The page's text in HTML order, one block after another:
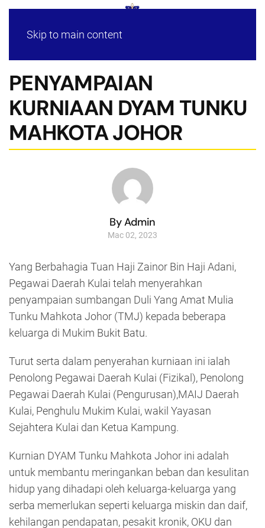
Skip to main content
PENYAMPAIAN
KURNIAAN DYAM TUNKU
MAHKOTA JOHOR
By Admin
Mac 02, 2023
Yang Berbahagia Tuan Haji Zainor Bin Haji Adani,
Pegawai Daerah Kulai telah menyerahkan
penyampaian sumbangan Duli Yang Amat Mulia
Tunku Mahkota Johor (TMJ) kepada beberapa
keluarga di Mukim Bukit Batu.
Turut serta dalam penyerahan kurniaan ini ialah
Penolong Pegawai Daerah Kulai (Fizikal), Penolong
Pegawai Daerah Kulai (Pengurusan),MAIJ Daerah
Kulai, Penghulu Mukim Kulai, wakil Yayasan
Sejahtera Kulai dan Ketua Kampung.
Kurnian DYAM Tunku Mahkota Johor ini adalah
untuk membantu meringankan beban dan kesulitan
hidup yang dihadapi oleh keluarga-keluarga yang
serba memerlukan seperti keluarga miskin dan daif,
kehilangan pendapatan, pesakit kronik, OKU dan